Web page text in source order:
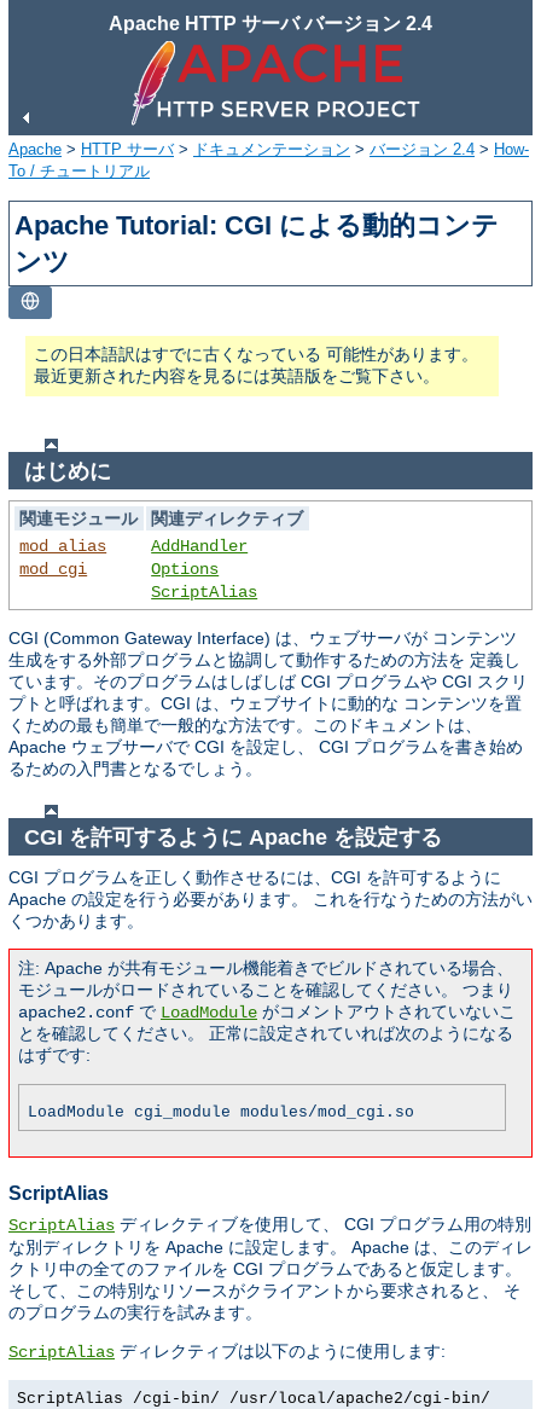
Apache HTTP サーバ バージョン 2.4
Apache > HTTP サーバ> ドキュメンテーション > バージョン 2.4 > How-
To / チュートリアル
Apache Tutorial: CGI による動的コンテ
ンツ
この日本語訳はすでに古くなっている 可能性があります。
最近更新された内容を見るには英語版をご覧下さい。
はじめに
関連モジュール
関連ディレクティブ
mod_alias
mod_cgi
AddHandler
Options
ScriptAlias
CGI (Common Gateway Interface) は、ウェブサーバが コンテンツ
生成をする外部プログラムと協調して動作するための方法を 定義し
ています。そのプログラムはしばしば CGI プログラムや CGI スクリ
プトと呼ばれます。CGI は、ウェブサイトに動的な コンテンツを置
くための最も簡単で一般的な方法です。このドキュメントは、
Apache ウェブサーバで CGI を設定し、 CGI プログラムを書き始め
るための入門書となるでしょう。
CGI を許可するように Apache を設定する
CGI プログラムを正しく動作させるには、CGI を許可するように
Apache の設定を行う必要があります。 これを行なうための方法がい
くつかあります。
注: Apache が共有モジュール機能着きでビルドされている場合、
モジュールがロードされていることを確認してください。 つまり
apache2.conf で LoadModule がコメントアウトされていないこ
とを確認してください。 正常に設定されていれば次のようになる
はずです:
LoadModule cgi_module modules/mod_cgi.so
ScriptAlias
ScriptAlias ディレクティブを使用して、 CGI プログラム用の特別
な別ディレクトリを Apache に設定します。 Apache は、このディレ
クトリ中の全てのファイルを CGI プログラムであると仮定します。
そして、この特別なリソースがクライアントから要求されると、 そ
のプログラムの実行を試みます。
ScriptAlias ディレクティブは以下のように使用します:
ScriptAlias /cgi-bin/ /usr/local/apache2/cgi-bin/